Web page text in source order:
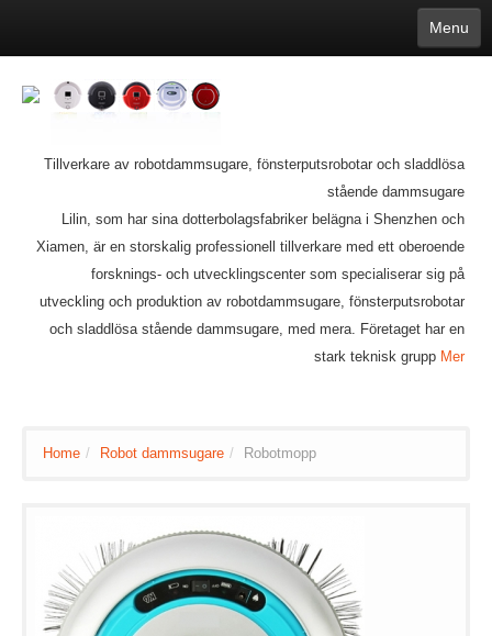
Menu
Deutsch
Português 日本語
Suomi
Hrvatski Română Mongolian bāṅlā Norsk
Türkçe
Estonia
Bulgarian
Ukrainian Slovenčina
Tillverkare av robotdammsugare, fönsterputsrobotar och sladdlösa
stående dammsugare
Lilin, som har sina dotterbolagsfabriker belägna i Shenzhen och
Xiamen, är en storskalig professionell tillverkare med ett oberoende
forsknings- och utvecklingscenter som specialiserar sig på
utveckling och produktion av robotdammsugare, fönsterputsrobotar
och sladdlösa stående dammsugare, med mera. Företaget har en
stark teknisk grupp Mer
Home / Robot dammsugare / Robotmopp